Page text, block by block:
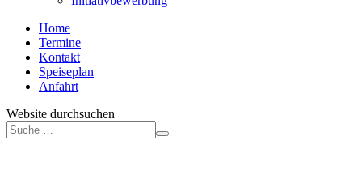
Home
Termine
Kontakt
Speiseplan
Anfahrt
Website durchsuchen